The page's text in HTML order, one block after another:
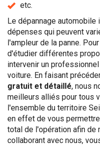
etc.
Le dépannage
dépenses qui peuvent
l'ampleur de la panne.
d'étudier différentes
intervenir un
voiture. En faisant
gratuit et détaillé, nous
meilleurs alliés pour tous
l'ensemble du territoire
en effet de vous
total de l'opération afin de
collaborant avec nous,